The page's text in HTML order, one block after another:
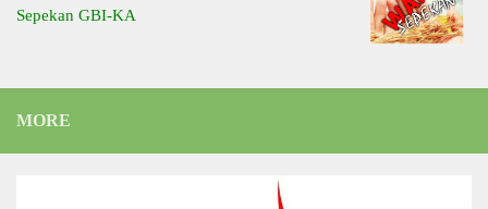
Sepekan GBI-KA
MORE